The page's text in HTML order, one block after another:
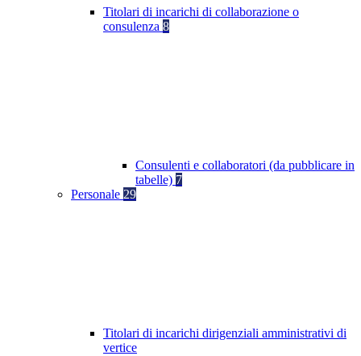
Titolari di incarichi di collaborazione o
consulenza 8
Consulenti e collaboratori (da pubblicare in
tabelle) 7
Personale 29
Titolari di incarichi dirigenziali amministrativi di
vertice